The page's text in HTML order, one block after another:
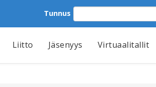
Tunnus
Liitto Jäsenyys Virtuaalitallit